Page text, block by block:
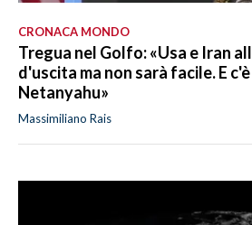
CRONACA MONDO
Tregua nel Golfo: «Usa e Iran
d'uscita ma non sarà facile. E
Netanyahu»
Massimiliano Rais